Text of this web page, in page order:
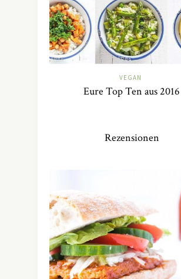
VEGAN
Eure Top Ten aus 2016
Rezensionen